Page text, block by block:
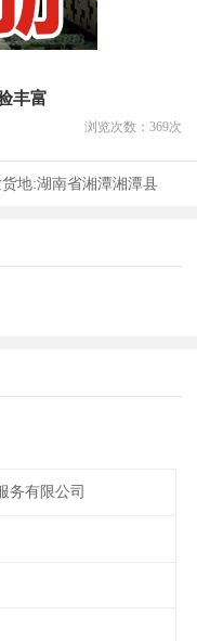
丰富
浏览次数： 369次
地:湖南省湘潭湘潭县
务有限公司